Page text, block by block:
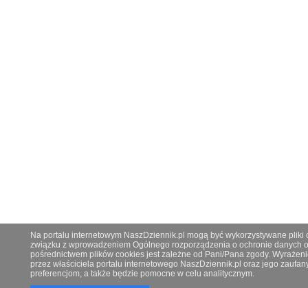
Na portalu internetowym NaszDziennik.pl mogą być wykorzystywane
związku z wprowadzeniem Ogólnego rozporządzenia o ochronie danych
pośrednictwem plików cookies jest zależne od Pani/Pana zgody.
przez właściciela portalu internetowego NaszDziennik.pl oraz jego
preferencjom, a także będzie pomocne w celu analitycznym.